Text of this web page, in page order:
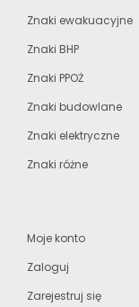
Znaki ewakuacyjne
Znaki BHP
Znaki PPOŻ
Znaki budowlane
Znaki elektryczne
Znaki różne
Moje konto
Zaloguj
Zarejestruj się